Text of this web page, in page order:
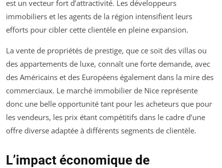
est un vecteur fort d’attractivité. Les développeurs
immobiliers et les agents de la région intensifient leurs
efforts pour cibler cette clientèle en pleine expansion.
La vente de propriétés de prestige, que ce soit des villas ou
des appartements de luxe, connaît une forte demande, avec
des Américains et des Européens également dans la mire des
commerciaux. Le marché immobilier de Nice représente
donc une belle opportunité tant pour les acheteurs que pour
les vendeurs, les prix étant compétitifs dans le cadre d’une
offre diverse adaptée à différents segments de clientèle.
L’impact économique de